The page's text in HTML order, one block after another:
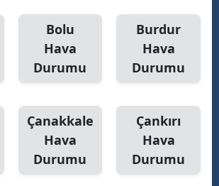
Bolu
Hava
Durumu
Burdur
Hava
Durumu
Çanakkale
Hava
Durumu
Çankırı
Hava
Durumu